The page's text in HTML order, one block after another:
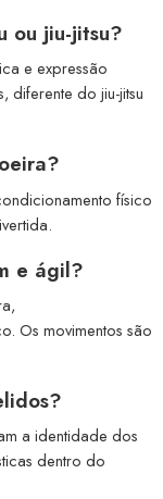
ou jiu-jitsu?
e expressão
diferente do jiu-jitsu
físico
e ágil?
Os movimentos são
a identidade dos
dentro do